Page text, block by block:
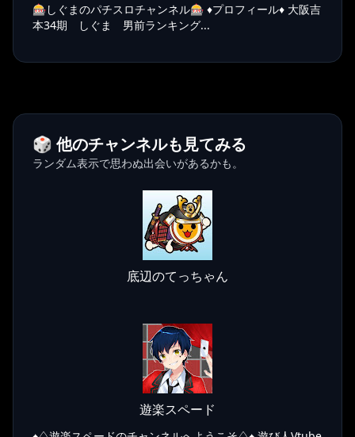
🎰しぐまのパチスロチャンネル🎰 ♦️プロフィール♦️ 大阪吉
本34期 しぐま 男前ランキング...
🎲 他のチャンネルも見てみる
ランダム表示で思わぬ出会いがあるかも。
底辺のてっちゃん
遊楽スペード